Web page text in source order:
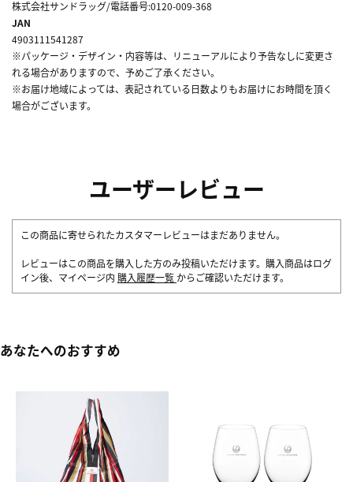
株式会社サンドラッグ/電話番号:0120-009-368
JAN
4903111541287
※パッケージ・デザイン・内容等は、リニューアルにより予告なしに変更さ
れる場合がありますので、予めご了承ください。
※お届け地域によっては、表記されている日数よりもお届けにお時間を頂く
場合がございます。
ユーザーレビュー
この商品に寄せられたカスタマーレビューはまだありません。
レビューはこの商品を購入した方のみ投稿いただけます。購入商品はログ
イン後、マイページ内 購入履歴一覧 からご確認いただけます。
あなたへのおすすめ